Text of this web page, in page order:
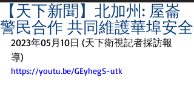
【天下新聞】北加州: 屋崙
警民合作 共同維護華埠安全
2023年05月10日 (天下衛視記者採訪報
導)
https://youtu.be/GEyhegS-utk